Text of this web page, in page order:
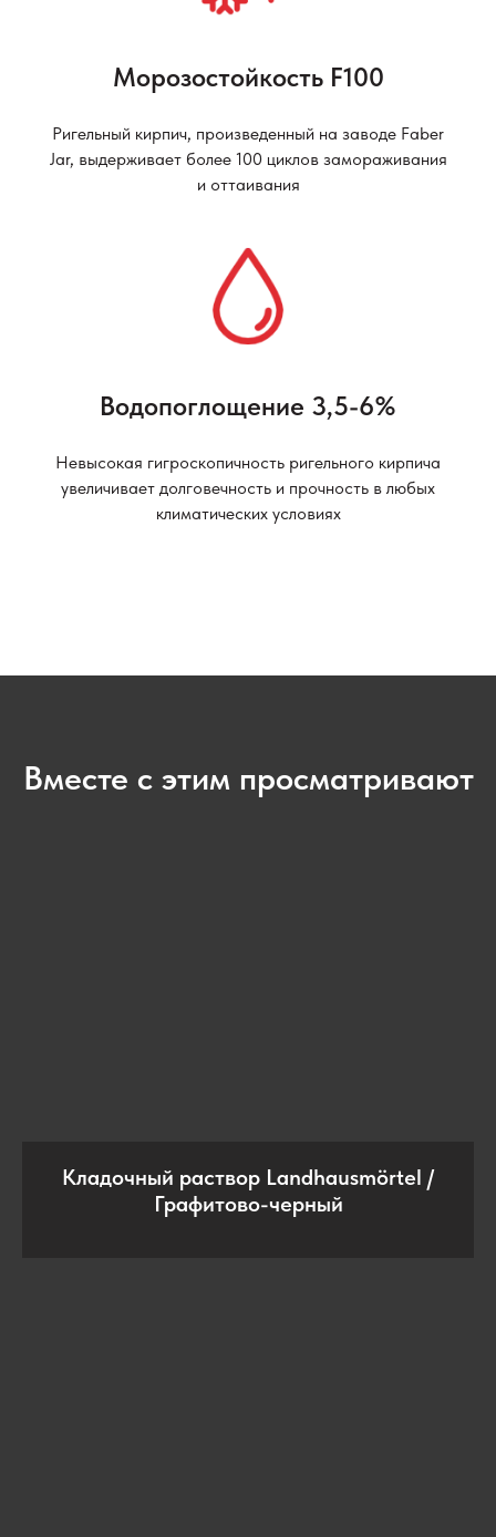
Морозостойкость F100
Ригельный кирпич, произведенный на заводе Faber
Jar, выдерживает более 100 циклов замораживания
и оттаивания
Водопоглощение 3,5-6%
Невысокая гигроскопичность ригельного кирпича
увеличивает долговечность и прочность в любых
климатических условиях
Вместе с этим просматривают
Кладочный раствор Landhausmörtel /
Графитово-черный